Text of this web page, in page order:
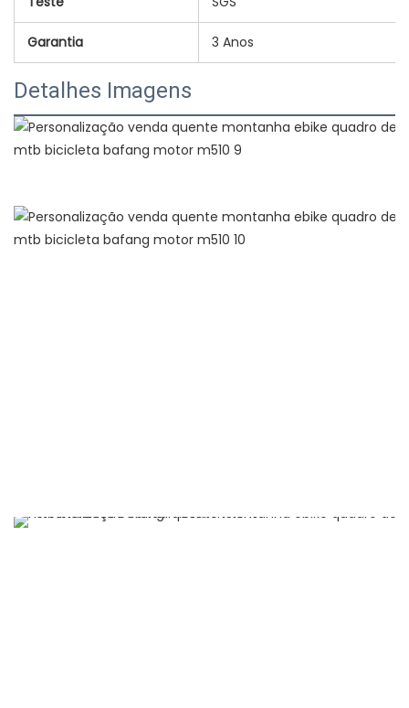
Garantia 3 Anos
Detalhes Imagens